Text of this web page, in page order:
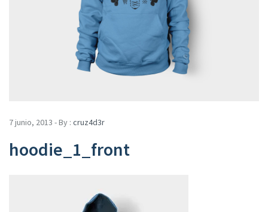
7 junio, 2013 - By : cruz4d3r
hoodie_1_front